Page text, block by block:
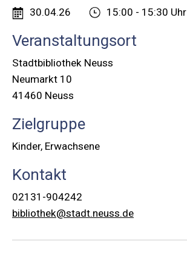
30.04.26 15:00 - 15:30 Uhr
Veranstaltungsort
Stadtbibliothek Neuss
Neumarkt 10
41460 Neuss
Zielgruppe
Kinder, Erwachsene
Kontakt
02131-904242
bibliothek@stadt.neuss.de